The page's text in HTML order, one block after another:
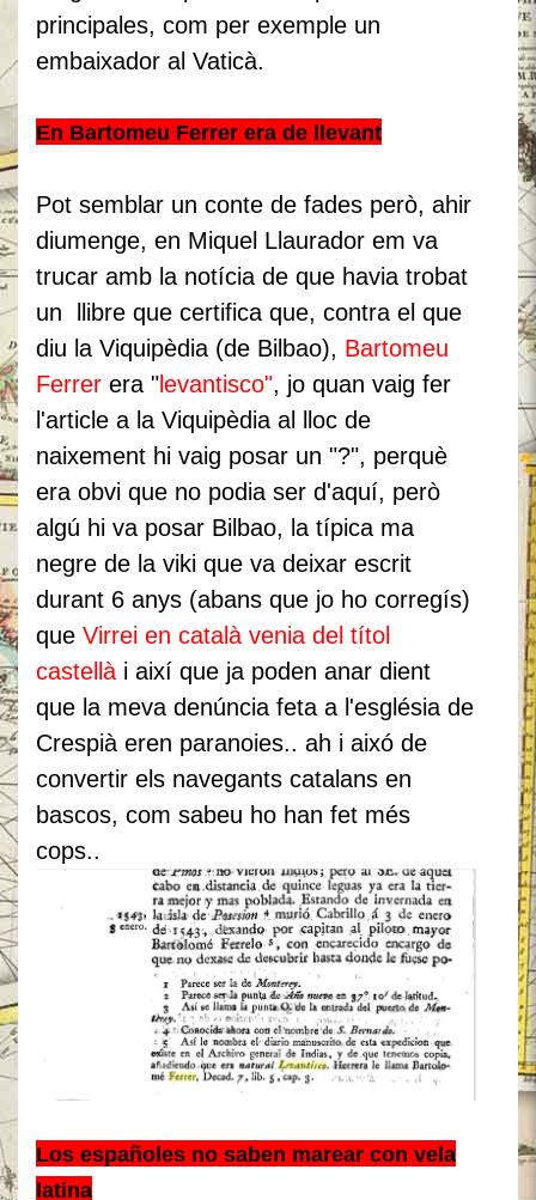
principales, com per exemple un
embaixador al Vaticà.
En Bartomeu Ferrer era de llevant
Pot semblar un conte de fades però, ahir
diumenge, en Miquel Llaurador em va
trucar amb la notícia de que havia trobat
un llibre que certifica que, contra el que
diu la Viquipèdia (de Bilbao), Bartomeu
Ferrer era "levantisco", jo quan vaig fer
l'article a la Viquipèdia al lloc de
naixement hi vaig posar un "?", perquè
era obvi que no podia ser d'aquí, però
algú hi va posar Bilbao, la típica ma
negre de la viki que va deixar escrit
durant 6 anys (abans que jo ho corregís)
que Virrei en català venia del títol
castellà i així que ja poden anar dient
que la meva denúncia feta a l'església de
Crespià eren paranoies.. ah i aixó de
convertir els navegants catalans en
bascos, com sabeu ho han fet més
cops..
Los españoles no saben marear con vela
latina